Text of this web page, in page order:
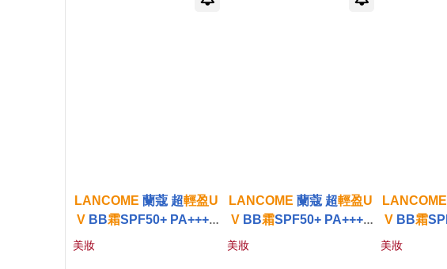
LANCOME 蘭蔻 超輕盈U
V BB霜SPF50+ PA++++
(10mlX2+1mlX10)#01白
美妝
LANCOME 蘭蔻 超輕盈U
VBB霜SPF50+ PA++++
(10ml)X6#01白皙透亮-公
美妝
LANCOME
V BB霜
美妝